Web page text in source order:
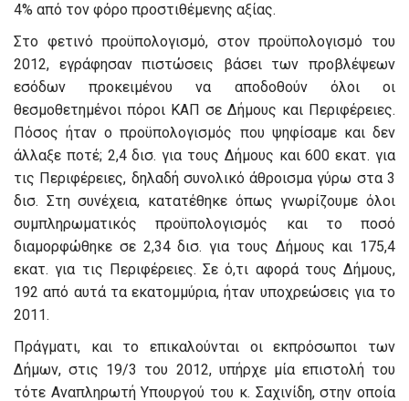
4% από τον φόρο προστιθέμενης αξίας.
Στο φετινό προϋπολογισμό, στον προϋπολογισμό του
2012, εγράφησαν πιστώσεις βάσει των προβλέψεων
εσόδων προκειμένου να αποδοθούν όλοι οι
θεσμοθετημένοι πόροι ΚΑΠ σε Δήμους και Περιφέρειες.
Πόσος ήταν ο προϋπολογισμός που ψηφίσαμε και δεν
άλλαξε ποτέ; 2,4 δισ. για τους Δήμους και 600 εκατ. για
τις Περιφέρειες, δηλαδή συνολικό άθροισμα γύρω στα 3
δισ. Στη συνέχεια, κατατέθηκε όπως γνωρίζουμε όλοι
συμπληρωματικός προϋπολογισμός και το ποσό
διαμορφώθηκε σε 2,34 δισ. για τους Δήμους και 175,4
εκατ. για τις Περιφέρειες. Σε ό,τι αφορά τους Δήμους,
192 από αυτά τα εκατομμύρια, ήταν υποχρεώσεις για το
2011.
Πράγματι, και το επικαλούνται οι εκπρόσωποι των
Δήμων, στις 19/3 του 2012, υπήρχε μία επιστολή του
τότε Αναπληρωτή Υπουργού του κ. Σαχινίδη, στην οποία